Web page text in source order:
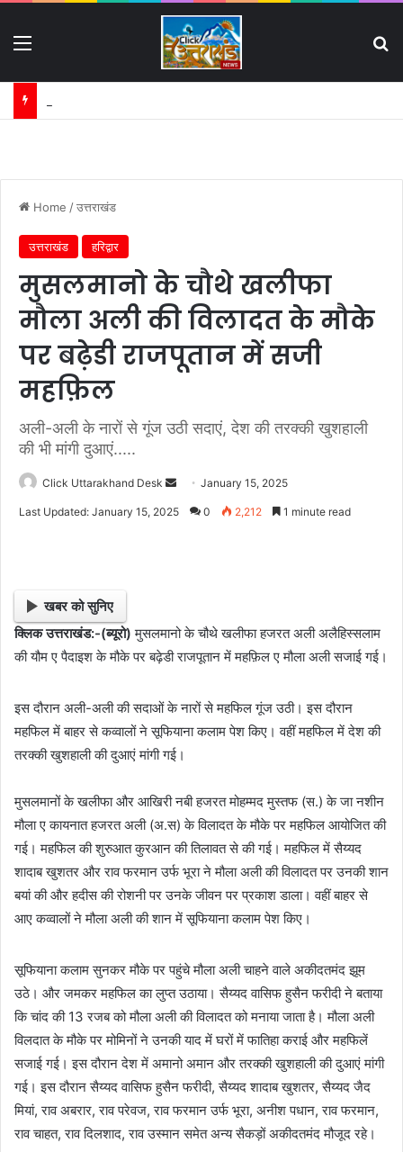
Home /उत्तराखंड
उत्तराखंड हरिद्वार
मुसलमानो के चौथे खलीफा
मौला अली की विलादत के मौके
पर बढ़ेडी राजपूतान में सजी
महफ़िल
अली-अली के नारों से गूंज उठी सदाएं, देश की तरक्की खुशहाली
की भी मांगी दुआएं.....
Click Uttarakhand Desk
e
m
a
January 15, 2025
Last Updated: January 15, 2025 0 2,212 1 minute read
खबर को सुनिए
क्लिक उत्तराखंड:-(ब्यूरो) मुसलमानो के चौथे खलीफा हजरत अली अलैहिस्सलाम
की यौम ए पैदाइश के मौके पर बढ़ेडी राजपूतान में महफ़िल ए मौला अली सजाई गई।
इस दौरान अली-अली की सदाओं के नारों से महफिल गूंज उठी। इस दौरान
महफिल में बाहर से कव्वालों ने सूफियाना कलाम पेश किए। वहीं महफिल में देश की
तरक्की खुशहाली की दुआएं मांगी गई।
मुसलमानों के खलीफा और आखिरी नबी हजरत मोहम्मद मुस्तफ (स.) के जा नशीन
मौला ए कायनात हजरत अली (अ.स) के विलादत के मौके पर महफिल आयोजित की
गई। महफिल की शुरुआत कुरआन की तिलावत से की गई। महफिल में सैय्यद
शादाब खुशतर और राव फरमान उर्फ भूरा ने मौला अली की विलादत पर उनकी शान
बयां की और हदीस की रोशनी पर उनके जीवन पर प्रकाश डाला। वहीं बाहर से
आए कव्वालों ने मौला अली की शान में सूफियाना कलाम पेश किए।
सूफियाना कलाम सुनकर मौके पर पहुंचे मौला अली चाहने वाले अकीदतमंद झूम
उठे। और जमकर महफिल का लुप्त उठाया। सैय्यद वासिफ हुसैन फरीदी ने बताया
कि चांद की 13 रजब को मौला अली की विलादत को मनाया जाता है। मौला अली
विलदात के मौके पर मोमिनों ने उनकी याद में घरों में फातिहा कराई और महफिलें
सजाई गई। इस दौरान देश में अमानो अमान और तरक्की खुशहाली की दुआएं मांगी
गई। इस दौरान सैय्यद वासिफ हुसैन फरीदी, सैय्यद शादाब खुशतर, सैय्यद जैद
मियां, राव अबरार, राव परेवज, राव फरमान उर्फ भूरा, अनीश पधान, राव फरमान,
राव चाहत, राव दिलशाद, राव उस्मान समेत अन्य सैकड़ों अकीदतमंद मौजूद रहे।